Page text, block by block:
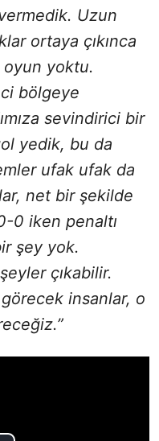
Uzun
ortaya çıkınca
yoktu.
bölgeye
sevindirici bir
yedik, bu da
ufak ufak da
net bir şekilde
0 iken penaltı
şey yok.
çıkabilir.
insanlar, o